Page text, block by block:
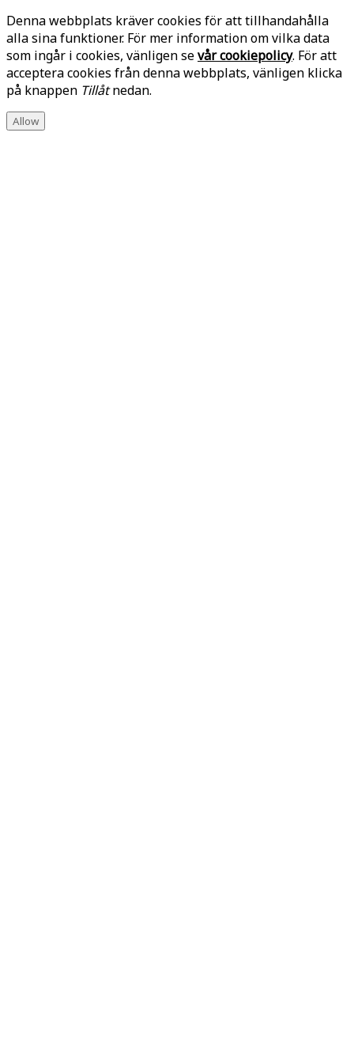
Denna webbplats kräver cookies för att tillhandahålla
alla sina funktioner. För mer information om vilka data
som ingår i cookies, vänligen sevår cookiepolicy. För att
acceptera cookies från denna webbplats, vänligen klicka
på knappen Tillåtnedan.
Allow